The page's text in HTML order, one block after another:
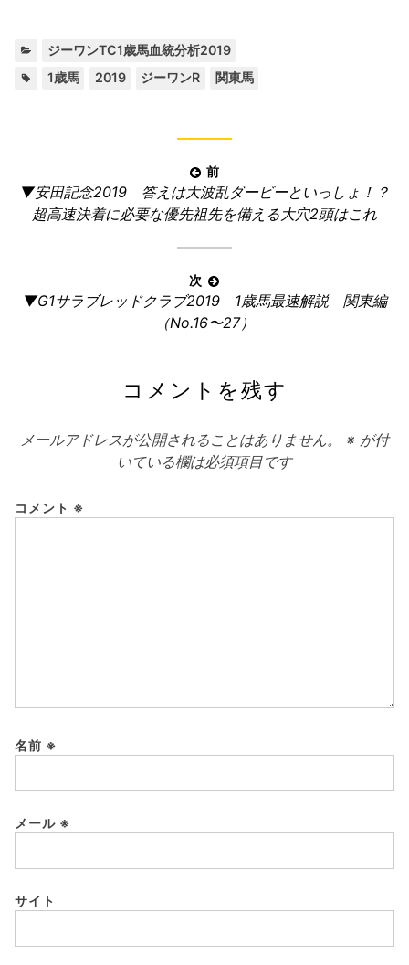
ゴ
ジーワンTC1歳馬血統分析2019
1歳馬 2019 ジーワンR 関東馬
稿
ナ
ー
前
前
▼安田記念2019 答えは大波乱ダービーといっしょ！？
超高速決着に必要な優先祖先を備える大穴2頭はこれ
次
次
▼G1サラブレッドクラブ2019 1歳馬最速解説 関東編
（No.16〜27）
コメントを残す
メールアドレスが公開されることはありません。 ※ が付
いている欄は必須項目です
コメント ※
名前 ※
メール ※
サイト